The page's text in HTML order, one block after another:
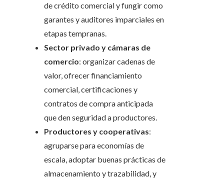
de crédito comercial y fungir como
garantes y auditores imparciales en
etapas tempranas.
Sector privado y cámaras de
comercio: organizar cadenas de
valor, ofrecer financiamiento
comercial, certificaciones y
contratos de compra anticipada
que den seguridad a productores.
Productores y cooperativas:
agruparse para economías de
escala, adoptar buenas prácticas de
almacenamiento y trazabilidad, y